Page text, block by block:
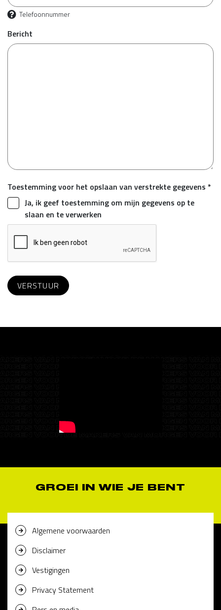
Telefoonnummer
Bericht
Toestemming voor het opslaan van verstrekte gegevens *
Ja, ik geef toestemming om mijn gegevens op te
slaan en te verwerken
GROEI IN WIE JE BENT
Algemene voorwaarden
Disclaimer
Vestigingen
Privacy Statement